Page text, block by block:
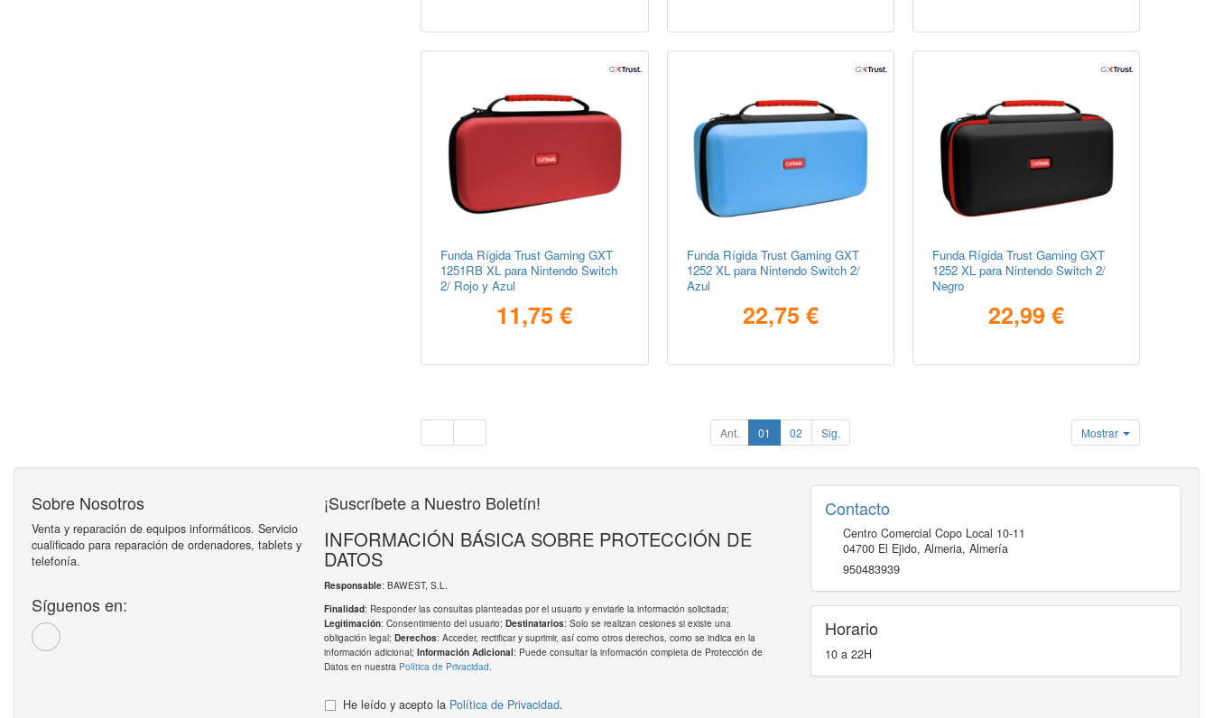
Funda Rígida Trust Gaming GXT
1251RB XL para Nintendo Switch
2/ Rojo y Azul
11,75 €
Funda Rígida Trust Gaming GXT
1252 XL para Nintendo Switch 2/
Azul
22,75 €
Funda Rígida Trust Gaming GXT
1252 XL para Nintendo Switch 2/
Negro
22,99 €
Ant. 01 02 Sig. Mostrar
Sobre Nosotros
Venta y reparación de equipos informáticos. Servicio
cualificado para reparación de ordenadores, tablets y
telefonía.
Síguenos en:
¡Suscríbete a Nuestro Boletín!
INFORMACIÓN BÁSICA SOBRE PROTECCIÓN DE
DATOS
Responsable: BAWEST, S.L.
Finalidad: Responder las consultas planteadas por el usuario y enviarle la información solicitada;
Legitimación: Consentimiento del usuario; Destinatarios: Solo se realizan cesiones si existe una
obligación legal; Derechos: Acceder, rectificar y suprimir, así como otros derechos, como se indica en la
información adicional; Información Adicional: Puede consultar la información completa de Protección de
Datos en nuestra Política de Privacidad
He leído y acepto la Política de Privacidad.
Contacto
Centro Comercial Copo Local 10-11
04700 El Ejido, Almeria, Almería
950483939
Horario
10 a 22H